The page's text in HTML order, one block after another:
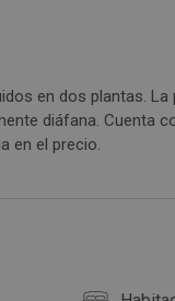
en dos plantas.
diáfana. Cuenta
en el precio.